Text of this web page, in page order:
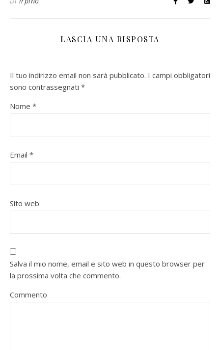
LASCIA UNA RISPOSTA
Il tuo indirizzo email non sarà pubblicato. I campi obbligatori
sono contrassegnati *
Nome *
Email *
Sito web
Salva il mio nome, email e sito web in questo browser per
la prossima volta che commento.
Commento